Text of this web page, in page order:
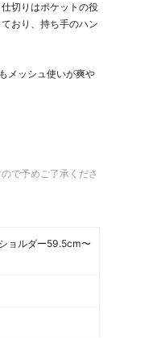
切りはポケットの役
おり、持ち手のハン
メッシュ使いが爽や
で予めご了承くださ
ョルダー59.5cm〜